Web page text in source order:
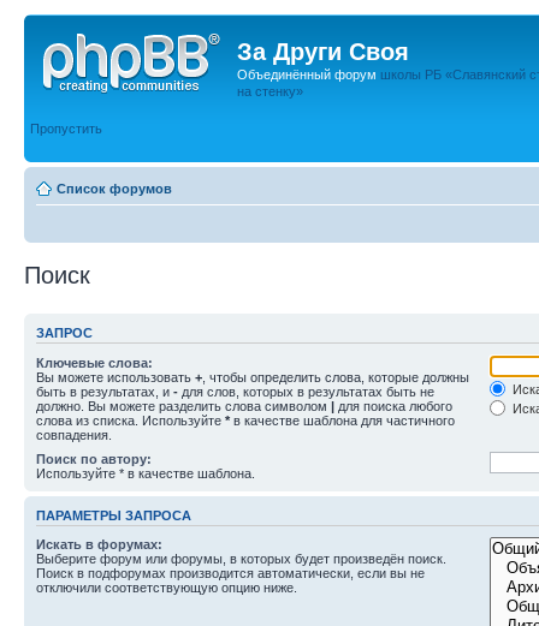
За Други Своя
Объединённый форум школы РБ «Славянский
на стенку»
Пропустить
Список форумов
Поиск
ЗАПРОС
Ключевые слова:
Вы можете использовать + , чтобы определить слова, которые должны
быть в результатах, и - для слов, которых в результатах быть не
должно. Вы можете разделить слова символом | для поиска любого
слова из списка. Используйте * в качестве шаблона для частичного
совпадения.
Поиск по автору:
Используйте * в качестве шаблона.
ПАРАМЕТРЫ ЗАПРОСА
Искать в форумах:
Выберите форум или форумы, в которых будет произведён поиск.
Поиск в подфорумах производится автоматически, если вы не
отключили соответствующую опцию ниже.